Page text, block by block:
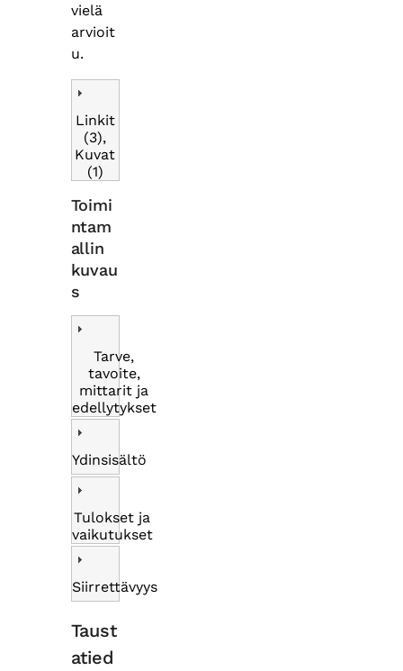
vielä
arvioit
u.
Linkit
(3),
Kuvat
(1)
Toimi
ntam
allin
kuvau
s
Tarve,
tavoite,
mittarit ja
edellytykset
Ydinsisältö
Tulokset ja
vaikutukset
Siirrettävyys
Taust
atied